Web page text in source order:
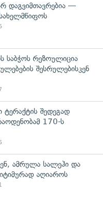
დაგვიმთავრებია —
საბჭოს რეზოულიცია
შესრულებისკენ
ტერაქტის შედეგად
170-ს
ამრულა სალეჰი და
აღიაროს